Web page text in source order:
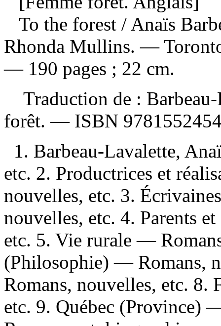
To the forest / Anaïs
Rhonda Mullins. —
— 190 pages ; 22 cm.
Traduction de :
forêt. — ISBN
1. Barbeau-Lavalette,
etc. 2. Productrices et
nouvelles, etc. 3.
nouvelles, etc. 4. Parents
etc. 5. Vie rurale —
(Philosophie) — Romans,
Romans, nouvelles, etc.
etc. 9. Québec (Province)